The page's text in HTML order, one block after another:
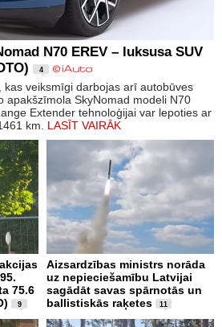
N70 EREV – luksusa SUV
4
kas veiksmīgi darbojas arī autobūves
apakšzīmola SkyNomad modeli N70
Extender tehnoloģijai var lepoties ar
km. LASĪT VAIRĀK
75.6
9
Aizsardzības ministrs norāda
uz nepieciešamību Latvijai
sagādāt savas spārnotās un
ballistiskās raķetes
11